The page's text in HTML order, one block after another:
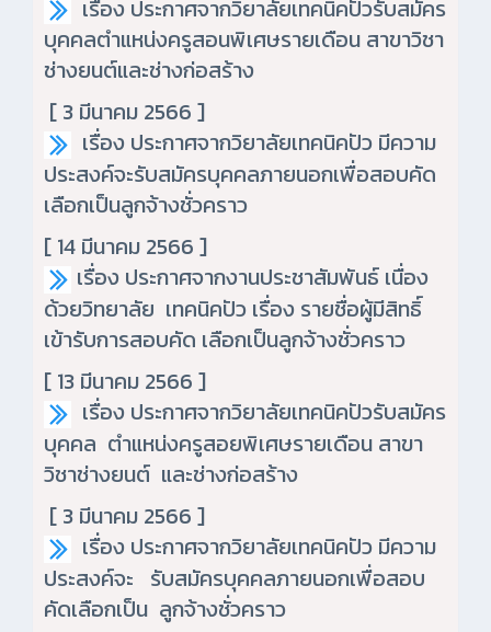
เรื่อง ประกาศจากวิยาลัยเทคนิคปัวรับสมัคร
บุคคลตำแหน่งครูสอนพิเศษรายเดือน สาขาวิชา
ช่างยนต์และช่างก่อสร้าง
[ 3 มีนาคม 2566 ]
เรื่อง ประกาศจากวิยาลัยเทคนิคปัว มีความ
ประสงค์จะรับสมัครบุคคลภายนอกเพื่อสอบคัด
เลือกเป็นลูกจ้างชั่วคราว
[ 14 มีนาคม 2566 ]
เรื่อง ประกาศจากงานประชาสัมพันธ์ เนื่อง
ด้วยวิทยาลัย เทคนิคปัว เรื่อง รายชื่อผู้มีสิทธิ์
เข้ารับการสอบคัด เลือกเป็นลูกจ้างชั่วคราว
[ 13 มีนาคม 2566 ]
เรื่อง ประกาศจากวิยาลัยเทคนิคปัวรับสมัคร
บุคคล ตำแหน่งครูสอยพิเศษรายเดือน สาขา
วิชาช่างยนต์ และช่างก่อสร้าง
[ 3 มีนาคม 2566 ]
เรื่อง ประกาศจากวิยาลัยเทคนิคปัว มีความ
ประสงค์จะ รับสมัครบุคคลภายนอกเพื่อสอบ
คัดเลือกเป็น ลูกจ้างชั่วคราว